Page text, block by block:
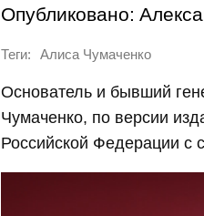
Опубликовано:
Теги: Алиса Чумаченко
Основатель и бывший
Чумаченко, по версии
Российской Федерации с